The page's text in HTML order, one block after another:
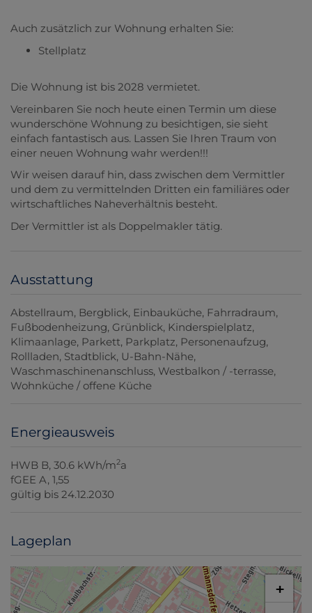
Auch zusätzlich zur Wohnung erhalten Sie:
Stellplatz
Die Wohnung ist bis 2028 vermietet.
Vereinbaren Sie noch heute einen Termin um diese
wunderschöne Wohnung zu besichtigen, sie sieht
einfach fantastisch aus. Lassen Sie Ihren Traum von
einer neuen Wohnung wahr werden!!!
Wir weisen darauf hin, dass zwischen dem Vermittler
und dem zu vermittelnden Dritten ein familiäres oder
wirtschaftliches Naheverhältnis besteht.
Der Vermittler ist als Doppelmakler tätig.
Ausstattung
Abstellraum Bergblick Einbauküche Fahrradraum
Fußbodenheizung Grünblick Kinderspielplatz
Klimaanlage Parkett Parkplatz Personenaufzug
Rollladen Stadtblick U-Bahn-Nähe
Waschmaschinenanschluss Westbalkon / -terrasse
Wohnküche / offene Küche
Energieausweis
HWB B, 30.6 kWh/m2a
fGEE A, 1,55
gültig bis 24.12.2030
Lageplan
+